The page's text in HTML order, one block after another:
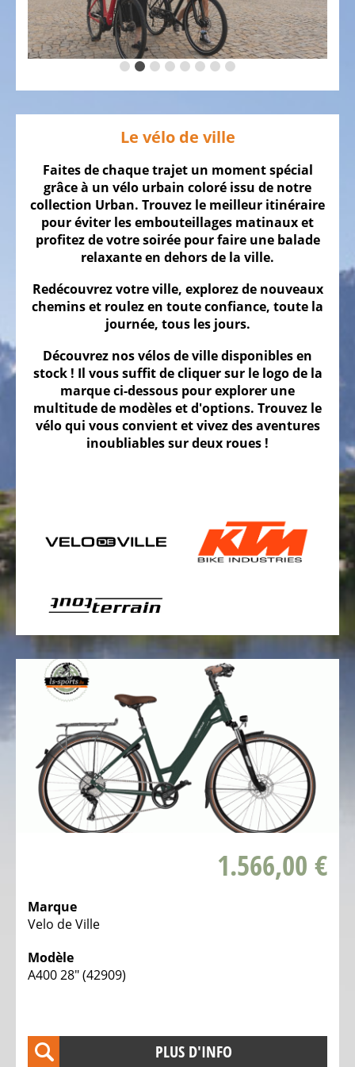
NOUS
NOTRE
VÉLO
d'enfant
Vélos
de
course,
vélos
vélos
contre
montre
Vélos
gravel
Vélos
de
tout
VTC
Vélos
de
Vélos
pliables
Vélos
tandem
Vélos
Vélos
couchés
3
LE
VÉLO
Le vélo de ville
Faites de chaque trajet un moment spécial
grâce à un vélo urbain coloré issu de notre
collection Urban. Trouvez le meilleur itinéraire
pour éviter les embouteillages matinaux et
profitez de votre soirée pour faire une balade
relaxante en dehors de la ville.
Redécouvrez votre ville, explorez de nouveaux
chemins et roulez en toute confiance, toute la
journée, tous les jours.
Découvrez nos vélos de ville disponibles en
stock ! Il vous suffit de cliquer sur le logo de la
marque ci-dessous pour explorer une
multitude de modèles et d'options. Trouvez le
vélo qui vous convient et vivez des aventures
inoubliables sur deux roues !
1.566,00 €
Marque
Velo de Ville
Modèle
A400 28" (42909)
PLUS D'INFO